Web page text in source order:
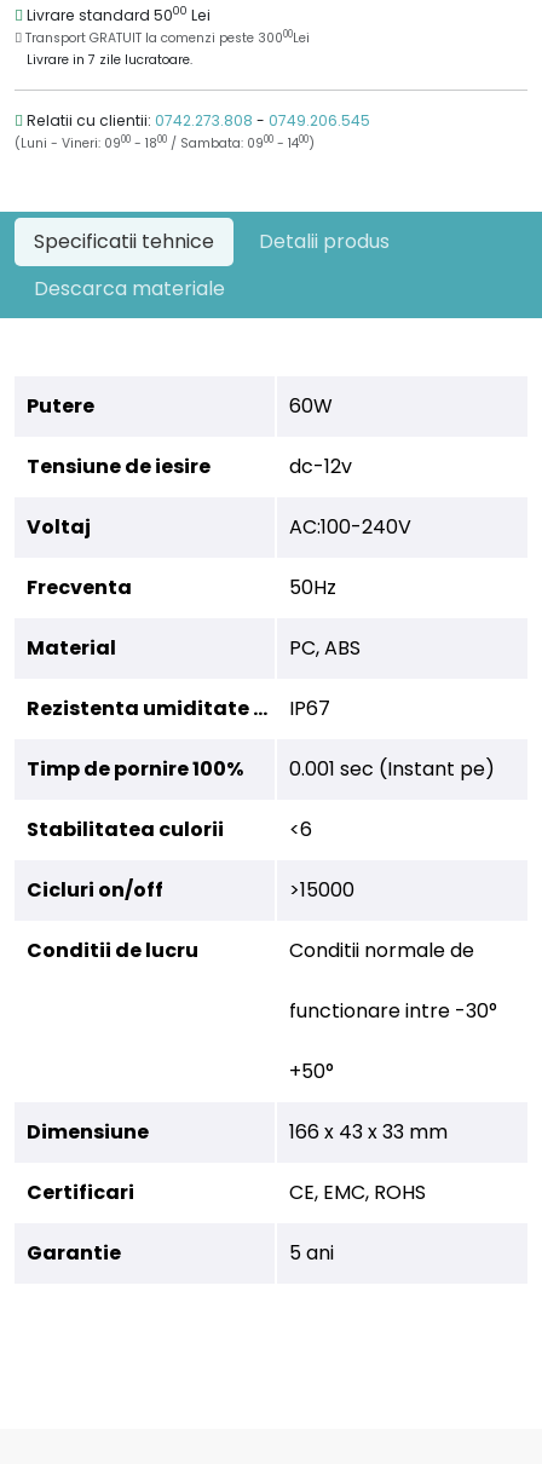
Livrare standard 5000 Lei
Transport GRATUIT la comenzi peste 30000Lei
Livrare in 7 zile lucratoare.
Relatii cu clientii: 0742.273.808 - 0749.206.545
(Luni - Vineri: 0900 - 1800 / Sambata: 0900 - 1400)
Specificatii tehnice
Detalii produs
Descarca materiale
Putere 60W
Tensiune de iesire dc-12v
Voltaj AC:100-240V
Frecventa 50Hz
Material PC, ABS
Rezistenta umiditate (IP) IP67
Timp de pornire 100% 0.001 sec (Instant pe)
Stabilitatea culorii <6
Cicluri on/off >15000
Conditii de lucru Conditii normale de
functionare intre -30°
+50°
Dimensiune 166 x 43 x 33 mm
Certificari CE, EMC, ROHS
Garantie 5 ani